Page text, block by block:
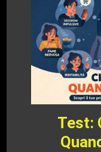
Test: